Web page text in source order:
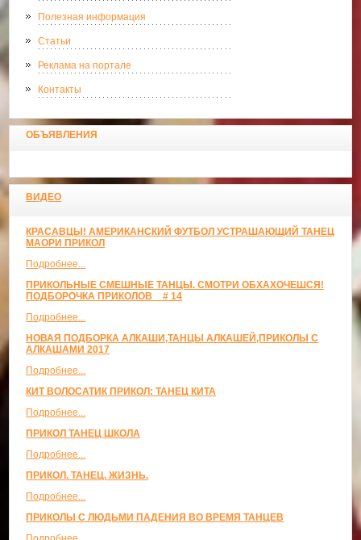
Полезная информация
Статьи
Реклама на портале
Контакты
ОБЪЯВЛЕНИЯ
ВИДЕО
КРАСАВЦЫ! АМЕРИКАНСКИЙ ФУТБОЛ УСТРАШАЮЩИЙ ТАНЕЦ
МАОРИ ПРИКОЛ
Подробнее...
ПРИКОЛЬНЫЕ СМЕШНЫЕ ТАНЦЫ. СМОТРИ ОБХАХОЧЕШСЯ!
ПОДБОРОЧКА ПРИКОЛОВ _ # 14
Подробнее...
НОВАЯ ПОДБОРКА АЛКАШИ,ТАНЦЫ АЛКАШЕЙ,ПРИКОЛЫ С
АЛКАШАМИ 2017
Подробнее...
КИТ ВОЛОСАТИК ПРИКОЛ: ТАНЕЦ КИТА
Подробнее...
ПРИКОЛ ТАНЕЦ ШКОЛА
Подробнее...
ПРИКОЛ. ТАНЕЦ. ЖИЗНЬ.
Подробнее...
ПРИКОЛЫ С ЛЮДЬМИ ПАДЕНИЯ ВО ВРЕМЯ ТАНЦЕВ